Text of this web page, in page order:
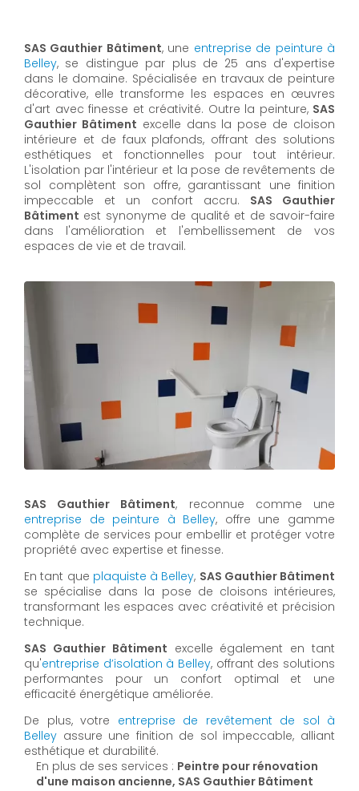
SAS Gauthier Bâtiment, une entreprise de peinture à
Belley, se distingue par plus de 25 ans d'expertise
dans le domaine. Spécialisée en travaux de peinture
décorative, elle transforme les espaces en œuvres
d'art avec finesse et créativité. Outre la peinture, SAS
Gauthier Bâtiment excelle dans la pose de cloison
intérieure et de faux plafonds, offrant des solutions
esthétiques et fonctionnelles pour tout intérieur.
L'isolation par l'intérieur et la pose de revêtements de
sol complètent son offre, garantissant une finition
impeccable et un confort accru. SAS Gauthier
Bâtiment est synonyme de qualité et de savoir-faire
dans l'amélioration et l'embellissement de vos
espaces de vie et de travail.
SAS Gauthier Bâtiment, reconnue comme une
entreprise de peinture à Belley, offre une gamme
complète de services pour embellir et protéger votre
propriété avec expertise et finesse.
En tant que plaquiste à Belley, SAS Gauthier Bâtiment
se spécialise dans la pose de cloisons intérieures,
transformant les espaces avec créativité et précision
technique.
SAS Gauthier Bâtiment excelle également en tant
qu'entreprise d’isolation à Belley, offrant des solutions
performantes pour un confort optimal et une
efficacité énergétique améliorée.
De plus, votre entreprise de revêtement de sol à
Belley assure une finition de sol impeccable, alliant
esthétique et durabilité.
En plus de ses services : Peintre pour rénovation
d'une maison ancienne, SAS Gauthier Bâtiment